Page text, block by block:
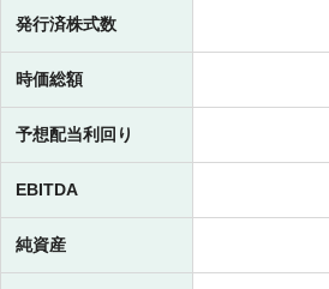
発行済株式数
時価総額
予想配当利回り
EBITDA
純資産